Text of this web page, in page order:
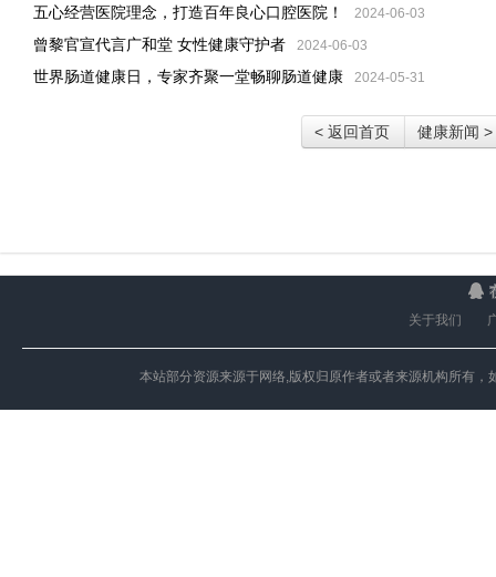
五心经营医院理念，打造百年良心口腔医院！
2024-06-03
曾黎官宣代言广和堂 女性健康守护者 2024-06-03
世界肠道健康日，专家齐聚一堂畅聊肠道健康 2024-05-31
< 返回首页 健康新闻 >
关于我们
本站部分资源来源于网络,版权归原作者或者来源机构所有